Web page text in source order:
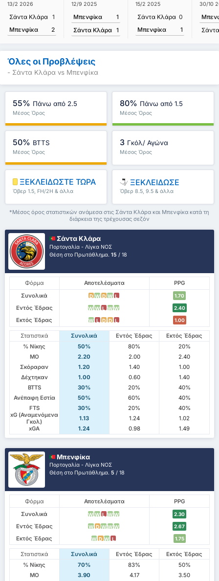
13/2 2026
Σάντα Κλάρα 1
Μπενφίκα
2
12/9 2025
Μπενφίκα
1
Σάντα Κλάρα 1
15/2 2025
Σάντα Κλάρα 0
Μπενφίκα
1
30/10
Όλες οι Προβλέψεις
- Σάντα Κλάρα vs Μπενφίκα
55% Πάνω από 2.5
Μέσος Όρος
80% Πάνω από 1.5
Μέσος Όρος
50% BTTS
Μέσος Όρος
3 Γκόλ/ Αγώνα
Μέσος Όρος
ΞΕΚΛΕΙΔΩΣΤΕ ΤΩΡΑ
Όβερ 1.5, FH/2H & άλλα
ΞΕΚΛΕΙΔΩΣΕ
Όβερ 8.5, 9.5 & άλλα
*Μέσος όρος στατιστικών ανάμεσα στις Σάντα Κλάρα και Μπενφίκα κατά τη
διάρκεια της τρέχουσας σεζόν
Σάντα Κλάρα
Πορτογαλία - Λίγκα ΝΟΣ
Θέση στο Πρωτάθλημα.15 / 18
Φόρμα Αποτελέσματα
PPG
Συνολικά
D W D W L 1.70
Εντός Έδρας W W L W W 2.40
Εκτός Έδρας W L D D L 1.00
Στατιστικά Συνολικά Εντός Έδρας
Εκτός Έδρας
% Νίκης
50% 80%
20%
ΜΟ
2.20 2.00
2.40
Σκόραραν
1.20 1.40
1.00
Δέχτηκαν
1.00 0.60
1.40
BTTS
30% 20%
40%
Ανέπαφη Εστία
50% 60%
40%
FTS
30% 20%
40%
xG (Αναμενόμενα
Γκολ)
1.13 1.24
1.02
xGA
1.24 0.98 1.49
Μπενφίκα
Πορτογαλία - Λίγκα ΝΟΣ
Θέση στο Πρωτάθλημα.5 / 18
Φόρμα Αποτελέσματα
PPG
Συνολικά
W W L W W 2.30
Εντός Έδρας W D W W W 2.67
Εκτός Έδρας W D W L 1.75
Στατιστικά Συνολικά Εντός Έδρας
Εκτός Έδρας
% Νίκης
70% 83%
50%
ΜΟ
3.90 4.17
3.50